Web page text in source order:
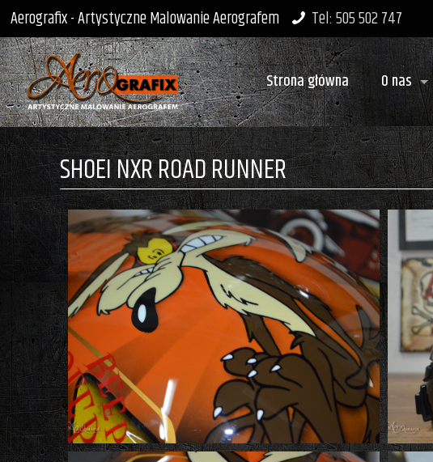
Aerografix - Artystyczne Malowanie Aerografem Tel: 505 502 747
Strona główna O nas
SHOEI NXR ROAD RUNNER